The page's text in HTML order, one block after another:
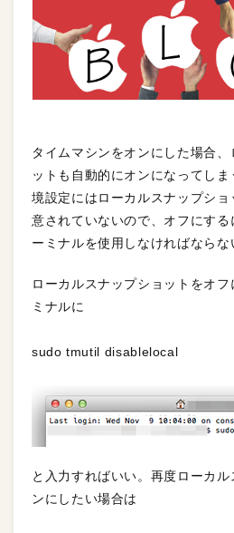
タイムマシンをオンにした場合、
ットも自動的にオンになってし
境設定にはローカルスナップショ
意されていないので、オフにする
ーミナルを使用しなければならな
ローカルスナップショットをオ
ミナルに
sudo tmutil disablelocal
と入力すればいい。再度ローカ
ンにしたい場合は